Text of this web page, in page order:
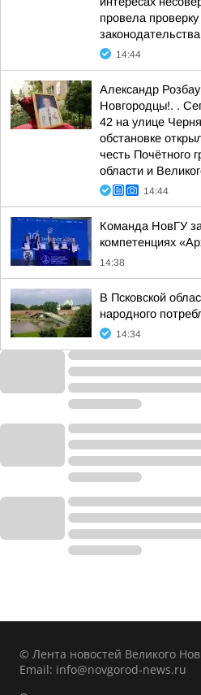
провела
14:44
Александр
Новгородцы!. .
42 на улице
обстановке
честь Почётного
области и
14:44
Команда НовГУ
компетенциях
14:38
В Псковской
народного
14:34
© Лента новостей Великого
Email: info@novgorod-news.ru